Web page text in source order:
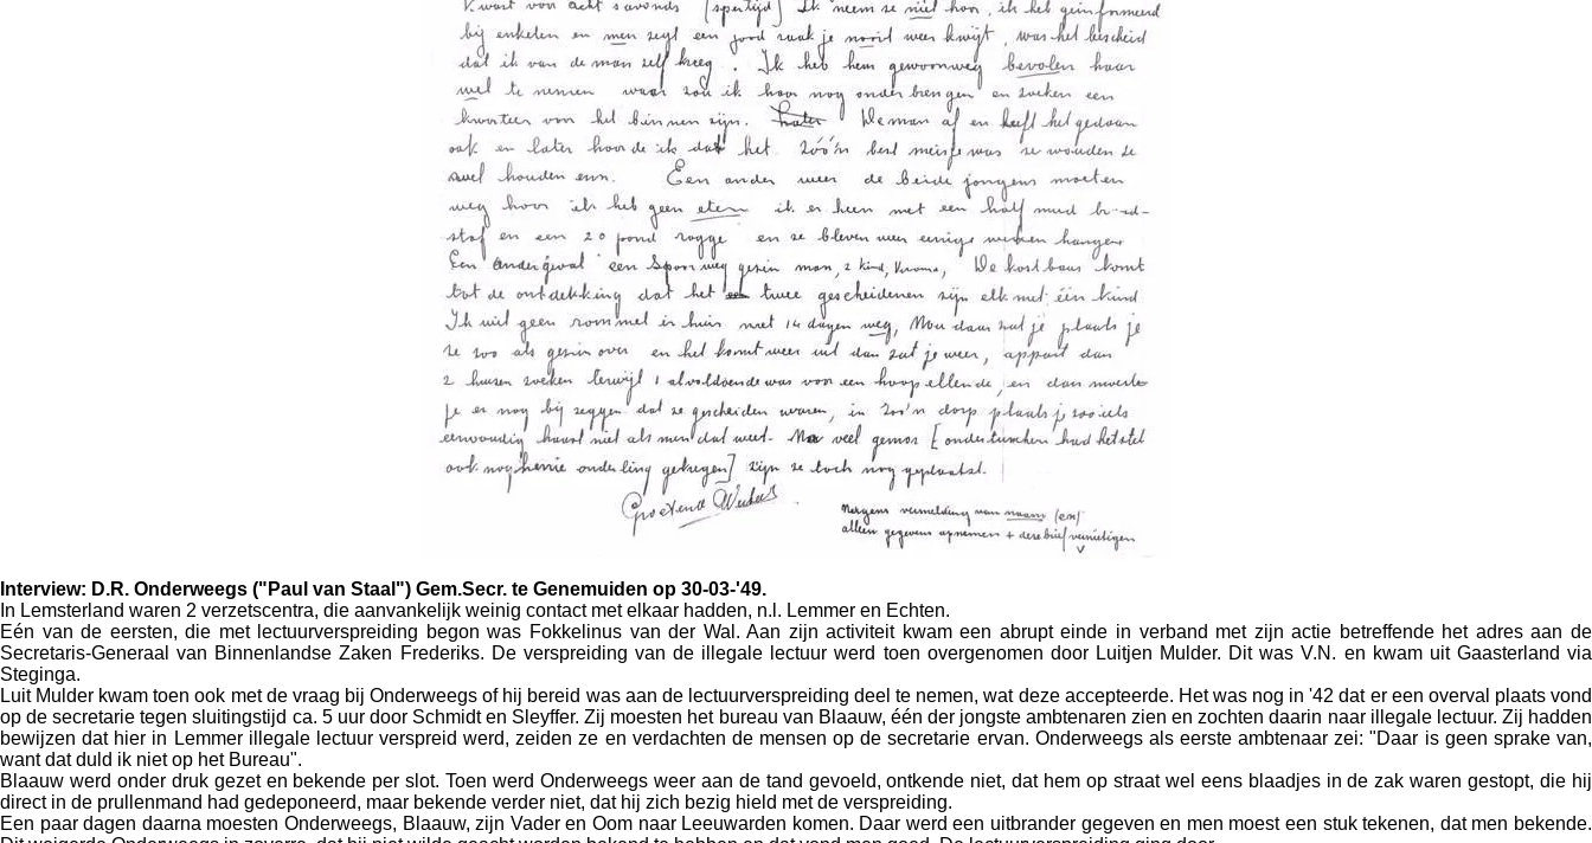
Interview: D.R. Onderweegs ("Paul van Staal") Gem.Secr. te Genemuiden op 30-03-'49.
In Lemsterland waren 2 verzetscentra, die aanvankelijk weinig contact met elkaar hadden, n.l. Lemmer en Echten.
Eén van de eersten, die met lectuurverspreiding begon was Fokkelinus van der Wal. Aan zijn activiteit kwam een abrupt einde in verband met zijn actie betreffende het adres aan de
Secretaris-Generaal van Binnenlandse Zaken Frederiks. De verspreiding van de illegale lectuur werd toen overgenomen door Luitjen Mulder. Dit was V.N. en kwam uit Gaasterland via
Steginga.
Luit Mulder kwam toen ook met de vraag bij Onderweegs of hij bereid was aan de lectuurverspreiding deel te nemen, wat deze accepteerde. Het was nog in '42 dat er een overval plaats vond
op de secretarie tegen sluitingstijd ca. 5 uur door Schmidt en Sleyffer. Zij moesten het bureau van Blaauw, één der jongste ambtenaren zien en zochten daarin naar illegale lectuur. Zij hadden
bewijzen dat hier in Lemmer illegale lectuur verspreid werd, zeiden ze en verdachten de mensen op de secretarie ervan. Onderweegs als eerste ambtenaar zei: "Daar is geen sprake van,
want dat duld ik niet op het Bureau".
Blaauw werd onder druk gezet en bekende per slot. Toen werd Onderweegs weer aan de tand gevoeld, ontkende niet, dat hem op straat wel eens blaadjes in de zak waren gestopt, die hij
direct in de prullenmand had gedeponeerd, maar bekende verder niet, dat hij zich bezig hield met de verspreiding.
Een paar dagen daarna moesten Onderweegs, Blaauw, zijn Vader en Oom naar Leeuwarden komen. Daar werd een uitbrander gegeven en men moest een stuk tekenen, dat men bekende.